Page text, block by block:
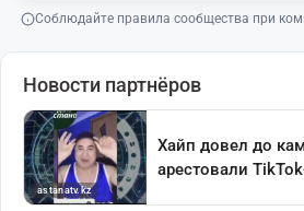
Соблюдайте правила сообщества при